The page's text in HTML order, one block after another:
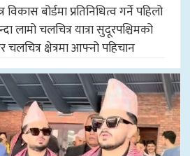
बोर्डमा प्रतिनिधित्व गर्ने पहिलो
चलचित्र यात्रा सुदूरपश्चिमको
चलचित्र क्षेत्रमा आफ्नो पहिचान